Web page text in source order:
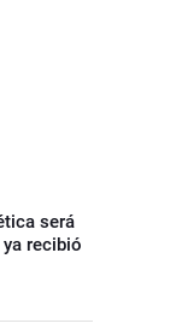
será
recibió